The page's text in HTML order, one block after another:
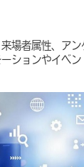
場者属性、ア
ションやイベ